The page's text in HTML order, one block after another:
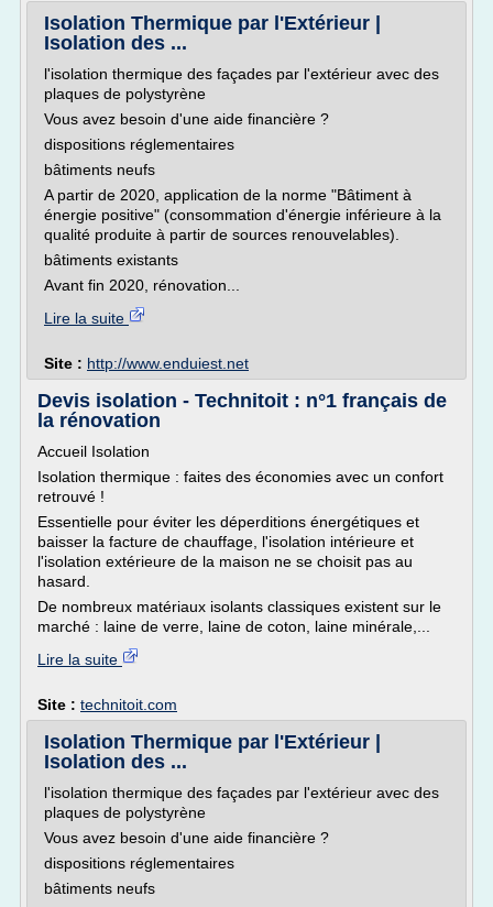
Isolation Thermique par l'Extérieur |
Isolation des ...
l'isolation thermique des façades par l'extérieur avec des
plaques de polystyrène
Vous avez besoin d'une aide financière ?
dispositions réglementaires
bâtiments neufs
A partir de 2020, application de la norme "Bâtiment à
énergie positive" (consommation d'énergie inférieure à la
qualité produite à partir de sources renouvelables).
bâtiments existants
Avant fin 2020, rénovation...
Lire la suite
Site : http://www.enduiest.net
Devis isolation - Technitoit : n°1 français de
la rénovation
Accueil Isolation
Isolation thermique : faites des économies avec un confort
retrouvé !
Essentielle pour éviter les déperditions énergétiques et
baisser la facture de chauffage, l'isolation intérieure et
l'isolation extérieure de la maison ne se choisit pas au
hasard.
De nombreux matériaux isolants classiques existent sur le
marché : laine de verre, laine de coton, laine minérale,...
Lire la suite
Site : technitoit.com
Isolation Thermique par l'Extérieur |
Isolation des ...
l'isolation thermique des façades par l'extérieur avec des
plaques de polystyrène
Vous avez besoin d'une aide financière ?
dispositions réglementaires
bâtiments neufs